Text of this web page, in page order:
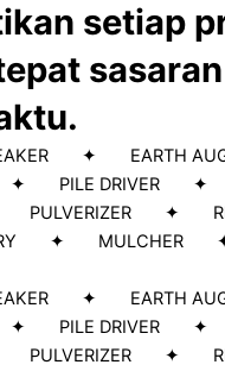
setiap
✦ EARTH
✦ PILE DRIVER ✦
PULVERIZER ✦
✦ MULCHER
✦ EARTH
✦ PILE DRIVER ✦
PULVERIZER ✦